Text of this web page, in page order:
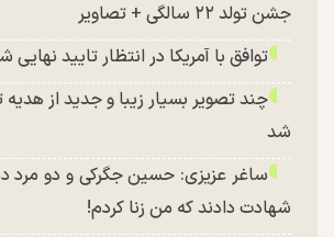
جشن تولد ۲۲ سالگی + تصاویر
توافق با آمریکا در انتظار تایید نهایی
چند تصویر بسیار زیبا و جدید از هدیه
شد
ساغر عزیزی: حسین جگرکی و دو مرد
شهادت دادند که من زنا کردم!